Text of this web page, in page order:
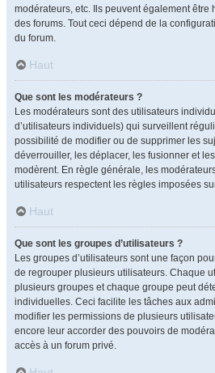
modérateurs, etc. Ils peuvent également être
des forums. Tout ceci dépend de la
du forum.
Haut
Que sont les modérateurs ?
Les modérateurs sont des utilisateurs
d’utilisateurs individuels) qui surveillent
possibilité de modifier ou de supprimer les
déverrouiller, les déplacer, les fusionner et
modèrent. En règle générale, les
utilisateurs respectent les règles imposées
Haut
Que sont les groupes d’utilisateurs ?
Les groupes d’utilisateurs sont une façon
de regrouper plusieurs utilisateurs. Chaque
plusieurs groupes et chaque groupe peut
individuelles. Ceci facilite les tâches aux
modifier les permissions de plusieurs
encore leur accorder des pouvoirs de
accès à un forum privé.